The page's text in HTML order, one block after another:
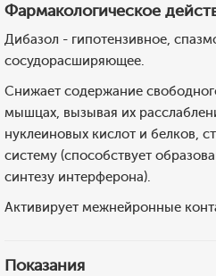
Фармакологическое
Дибазол - гипотензивное,
сосудорасширяющее.
Снижает содержание
мышцах, вызывая их
нуклеиновых кислот и белков,
систему (способствует
синтезу интерферона).
Активирует межнейронные
Показания